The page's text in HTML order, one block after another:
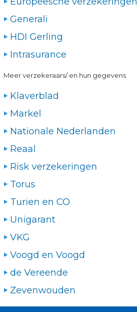
Generali
HDI Gerling
Intrasurance
Meer verzekeraars/ en hun gegevens
Klaverblad
Markel
Nationale Nederlanden
Reaal
Risk verzekeringen
Torus
Turien en CO
Unigarant
VKG
Voogd en Voogd
de Vereende
Zevenwouden